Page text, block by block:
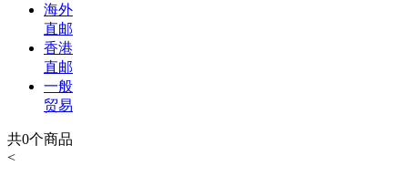
海外
直邮
香港
直邮
一般
贸易
共0个商品
<